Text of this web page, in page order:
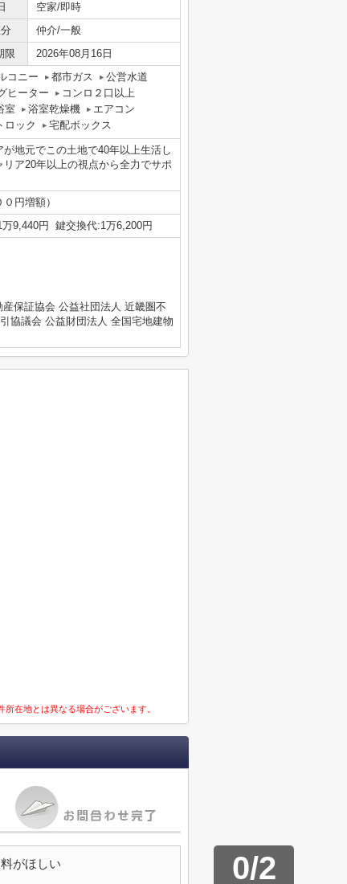
空家/即時
仲介/一般
限 2026年08月16日
コニー 都市ガス
公営水道
ヒーター
コンロ２口以上
室 浴室乾燥機
エアコン
ロック 宅配ボックス
地元でこの土地で40年以上生活し
ア20年以上の視点から全力でサポ
円増額）
9,440円 鍵交換代:1万6,200円
保証協会 公益社団法人 近畿圏不
協議会 公益財団法人 全国宅地建物
在地とは異なる場合がございます。
0/2
がほしい